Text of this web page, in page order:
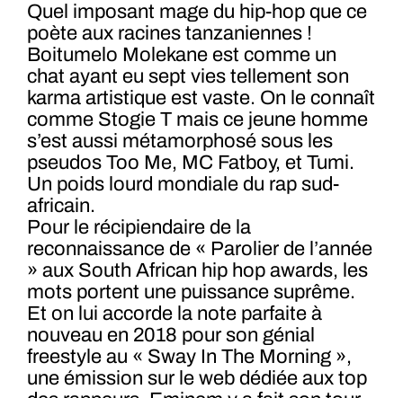
Quel imposant mage du hip-hop que ce
poète aux racines tanzaniennes !
Boitumelo Molekane est comme un
chat ayant eu sept vies tellement son
karma artistique est vaste. On le connaît
comme Stogie T mais ce jeune homme
s’est aussi métamorphosé sous les
pseudos Too Me, MC Fatboy, et Tumi.
Un poids lourd mondiale du rap sud-
africain.
Pour le récipiendaire de la
reconnaissance de « Parolier de l’année
» aux South African hip hop awards, les
mots portent une puissance suprême.
Et on lui accorde la note parfaite à
nouveau en 2018 pour son génial
freestyle au « Sway In The Morning »,
une émission sur le web dédiée aux top